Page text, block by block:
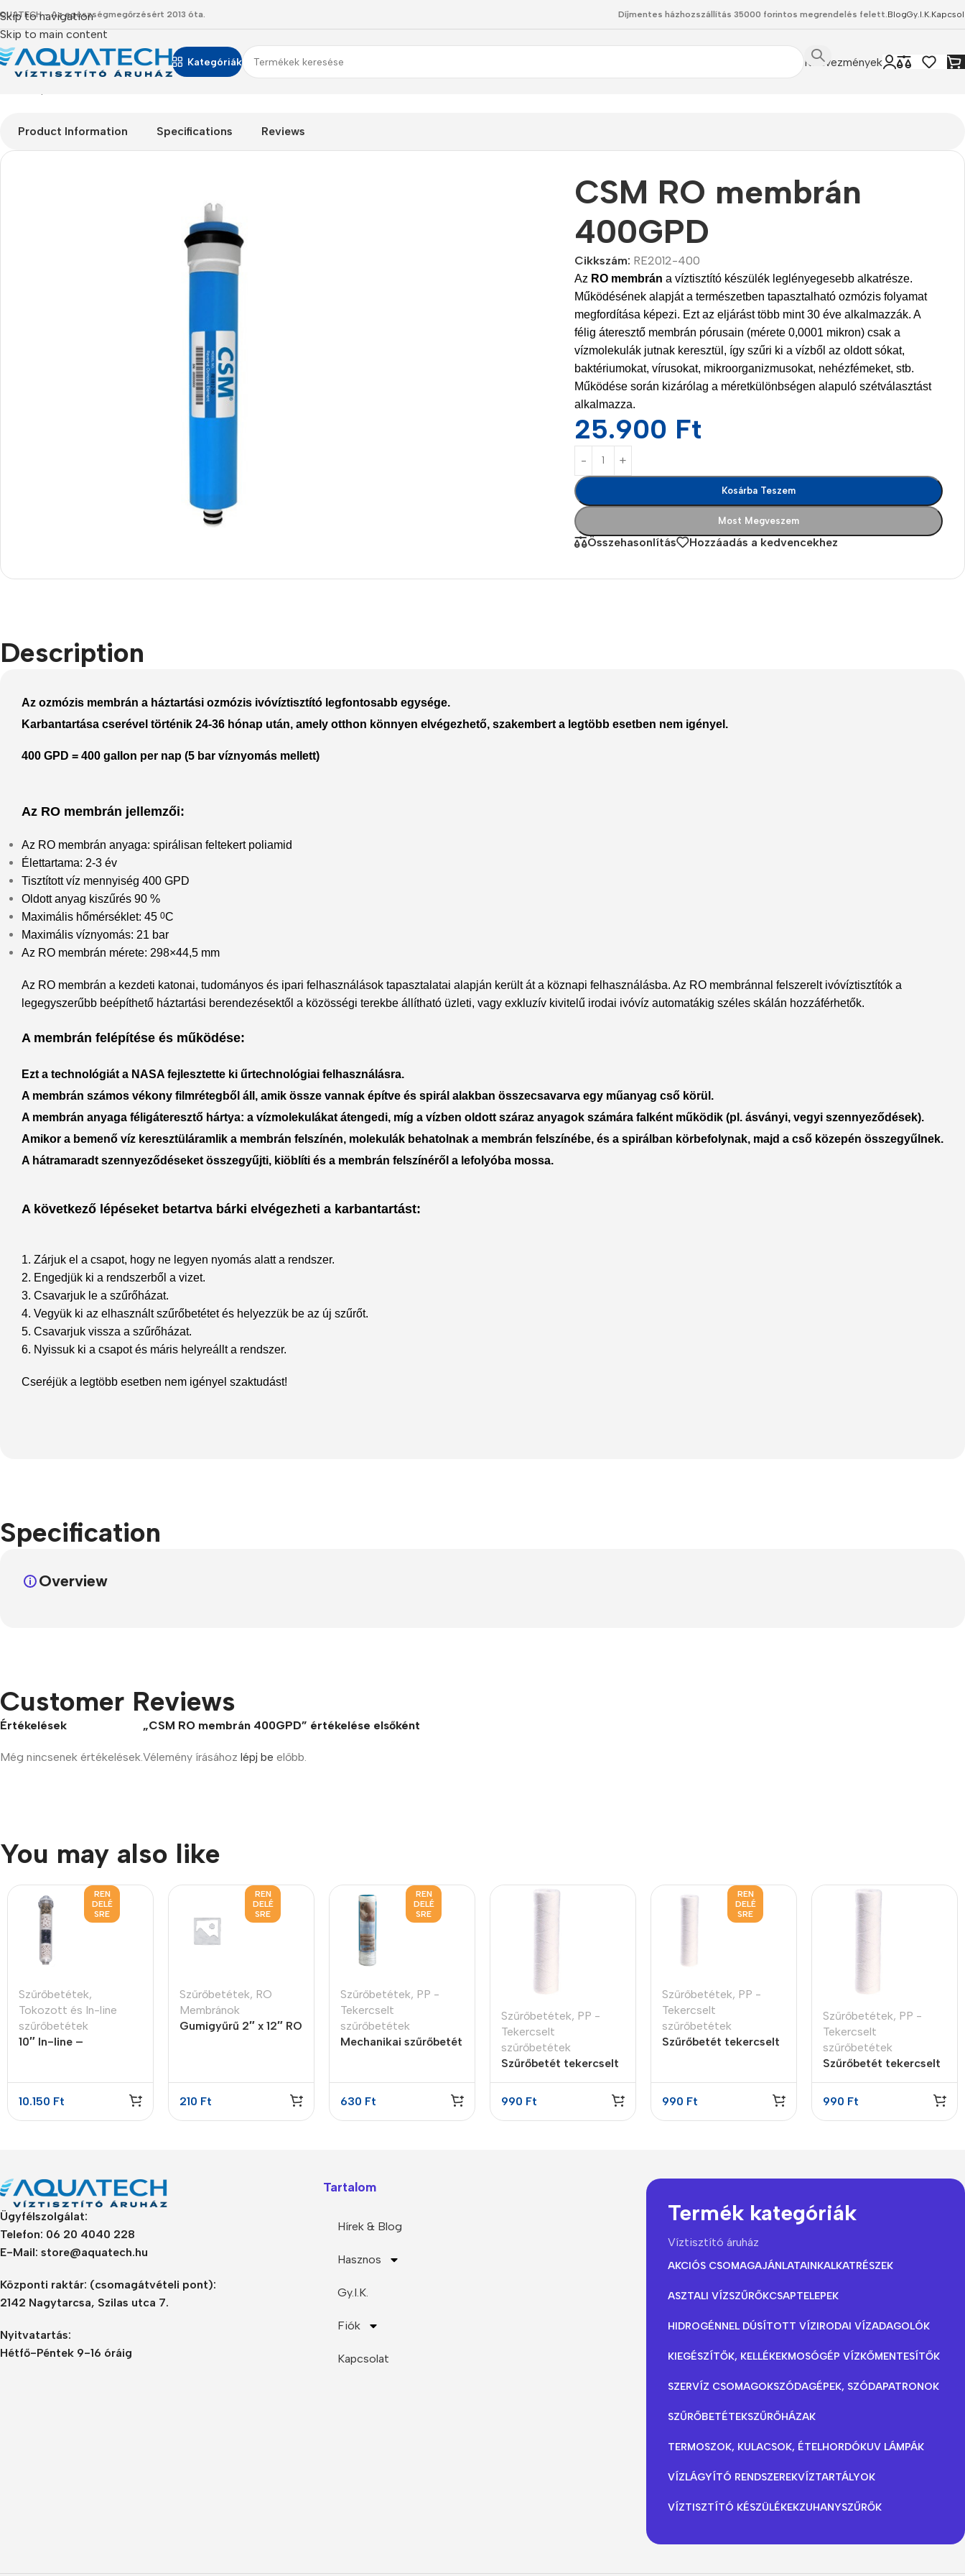
Skip to navigation
Skip to main content
- Az egészségmegőrzésért 2013 óta. Díjmentes házhozszállítás 35000 forintos megrendelés felett.BlogGy.I.K.
Kategóriák
Smartphones
Accessories
Memory cards
Stand holders
Covers For Phones
Cavers-overlays
Headphones
In-ear headphones
Wireless chargers
Kedvezmények
Product Information Specifications Reviews
CSM RO membrán
400GPD
Cikkszám: RE2012-400
Az RO membrán a víztisztító készülék leglényegesebb alkatrésze.
Működésének alapját a természetben tapasztalható ozmózis folyamat
megfordítása képezi. Ezt az eljárást több mint 30 éve alkalmazzák. A
félig áteresztő membrán pórusain (mérete 0,0001 mikron) csak a
vízmolekulák jutnak keresztül, így szűri ki a vízből az oldott sókat,
baktériumokat, vírusokat, mikroorganizmusokat, nehézfémeket, stb.
Működése során kizárólag a méretkülönbségen alapuló szétválasztást
alkalmazza.
25.900 Ft
Kosárba Teszem
Most Megveszem
Összehasonlítás Hozzáadás a kedvencekhez
Description
Az ozmózis membrán a háztartási ozmózis ivóvíztisztító legfontosabb egysége.
Karbantartása cserével történik 24-36 hónap után, amely otthon könnyen elvégezhető, szakembert a legtöbb esetben nem igényel.
400 GPD = 400 gallon per nap (5 bar víznyomás mellett)
Az RO membrán jellemzői:
Az RO membrán anyaga: spirálisan feltekert poliamid
Élettartama: 2-3 év
Tisztított víz mennyiség 400 GPD
Oldott anyag kiszűrés 90 %
Maximális hőmérséklet: 45 0C
Maximális víznyomás: 21 bar
Az RO membrán mérete: 298×44,5 mm
Az RO membrán a kezdeti katonai, tudományos és ipari felhasználások tapasztalatai alapján került át a köznapi felhasználásba. Az RO membránnal felszerelt ivóvíztisztítók a
legegyszerűbb beépíthető háztartási berendezésektől a közösségi terekbe állítható üzleti, vagy exkluzív kivitelű irodai ivóvíz automatákig széles skálán hozzáférhetők.
A membrán felépítése és működése:
Ezt a technológiát a NASA fejlesztette ki űrtechnológiai felhasználásra.
A membrán számos vékony filmrétegből áll, amik össze vannak építve és spirál alakban összecsavarva egy műanyag cső körül.
A membrán anyaga féligáteresztő hártya: a vízmolekulákat átengedi, míg a vízben oldott száraz anyagok számára falként működik (pl. ásványi, vegyi szennyeződések).
Amikor a bemenő víz keresztüláramlik a membrán felszínén, molekulák behatolnak a membrán felszínébe, és a spirálban körbefolynak, majd a cső közepén összegyűlnek.
A hátramaradt szennyeződéseket összegyűjti, kiöblíti és a membrán felszínéről a lefolyóba mossa.
A következő lépéseket betartva bárki elvégezheti a karbantartást:
1. Zárjuk el a csapot, hogy ne legyen nyomás alatt a rendszer.
2. Engedjük ki a rendszerből a vizet.
3. Csavarjuk le a szűrőházat.
4. Vegyük ki az elhasznált szűrőbetétet és helyezzük be az új szűrőt.
5. Csavarjuk vissza a szűrőházat.
6. Nyissuk ki a csapot és máris helyreállt a rendszer.
Cseréjük a legtöbb esetben nem igényel szaktudást!
Specification
Overview
Customer Reviews
Értékelések
Még nincsenek értékelések.
„CSM RO membrán 400GPD” értékelése elsőként
Vélemény írásához lépj be előbb.
You may also like
REN
DELÉ
SRE
Szűrőbetétek,
Tokozott és In-line
szűrőbetétek
10″ In-line –
10.150 Ft
REN
DELÉ
SRE
Szűrőbetétek, RO
Membránok
Gumigyűrű 2″ x 12″ RO
210 Ft
REN
DELÉ
SRE
Szűrőbetétek, PP -
Tekercselt
szűrőbetétek
Mechanikai szűrőbetét
630 Ft
Szűrőbetétek, PP -
Tekercselt
szűrőbetétek
Szűrőbetét tekercselt
990 Ft
REN
DELÉ
SRE
Szűrőbetétek, PP -
Tekercselt
szűrőbetétek
Szűrőbetét tekercselt
990 Ft
Szűrőbetétek, PP -
Tekercselt
szűrőbetétek
Szűrőbetét tekercselt
990 Ft
Ügyfélszolgálat:
Telefon: 06 20 4040 228
E-Mail: store@aquatech.hu
Központi raktár: (csomagátvételi pont):
2142 Nagytarcsa, Szilas utca 7.
Nyitvatartás:
Hétfő-Péntek 9-16 óráig
Tartalom
Hírek & Blog
Hasznos
Gy.I.K.
Fiók
Kapcsolat
Termék kategóriák
Víztisztító áruház
AKCIÓS CSOMAGAJÁNLATAINKALKATRÉSZEK
ASZTALI VÍZSZŰRŐKCSAPTELEPEK
HIDROGÉNNEL DÚSÍTOTT VÍZIRODAI VÍZADAGOLÓK
KIEGÉSZÍTŐK, KELLÉKEKMOSÓGÉP VÍZKŐMENTESÍTŐK
SZERVÍZ CSOMAGOKSZÓDAGÉPEK, SZÓDAPATRONOK
SZŰRŐBETÉTEKSZŰRŐHÁZAK
TERMOSZOK, KULACSOK, ÉTELHORDÓKUV LÁMPÁK
VÍZLÁGYÍTÓ RENDSZEREKVÍZTARTÁLYOK
VÍZTISZTÍTÓ KÉSZÜLÉKEKZUHANYSZŰRŐK